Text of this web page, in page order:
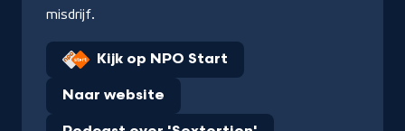
misdrijf.
Kijk op NPO Start
Naar website